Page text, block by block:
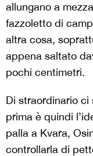
allungano a
fazzoletto di
altra cosa,
appena saltato
pochi centimetri.
Di straordinario ci
prima è quindi
palla a Kvara,
controllarla di